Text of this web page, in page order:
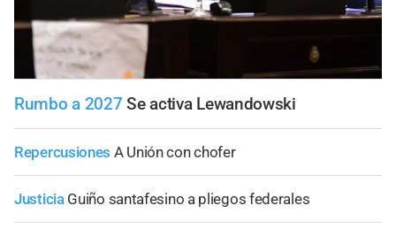
Rumbo a 2027 Se activa Lewandowski
Repercusiones A Unión con chofer
Justicia Guiño santafesino a pliegos federales